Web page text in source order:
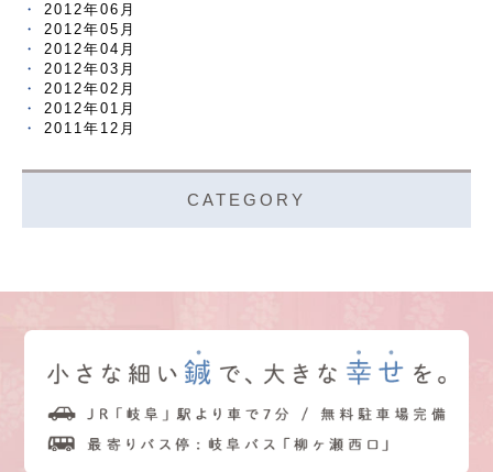
2012年06月
2012年05月
2012年04月
2012年03月
2012年02月
2012年01月
2011年12月
CATEGORY